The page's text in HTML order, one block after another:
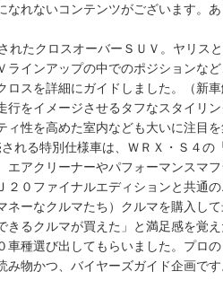
れないコンテンツがございます。
たクロスオーバーＳＵＶ。ヤリス
インアップの中でのポジションな
スを詳細にガイドしました。（新
をイメージさせるタフなスタイリ
性を高めた室内なども大いに注目
る特別仕様車は、ＷＲＸ・Ｓ４の
アクリーナーやパフォーマンスマ
０ファイナルエディションと共通
ーなクルマたち）クルマを購入して
るクルマが買えた」と満足感を覚
種選び出してもらいました。プロの
物かつ、バイヤーズガイド企画です